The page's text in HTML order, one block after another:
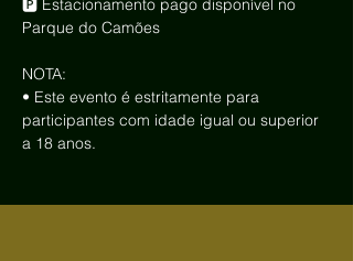
🅿️ Estacionamento pago disponível no
Parque do Camões
NOTA:
• Este evento é estritamente para
participantes com idade igual ou superior
a 18 anos.